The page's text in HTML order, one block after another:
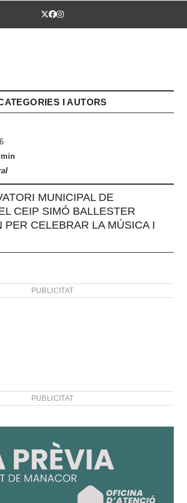
Twitter
Facebook
Instagram
I AUTORS
MUNICIPAL DE
CEIP SIMÓ BALLESTER
PER CELEBRAR LA MÚSICA I
PUBLICITAT
PUBLICITAT